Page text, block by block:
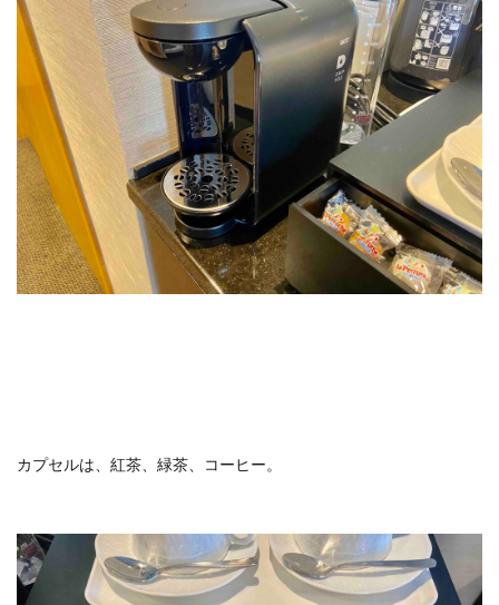
カプセルは、紅茶、緑茶、コーヒー。